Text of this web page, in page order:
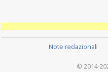
Note redazionali
© 2014-